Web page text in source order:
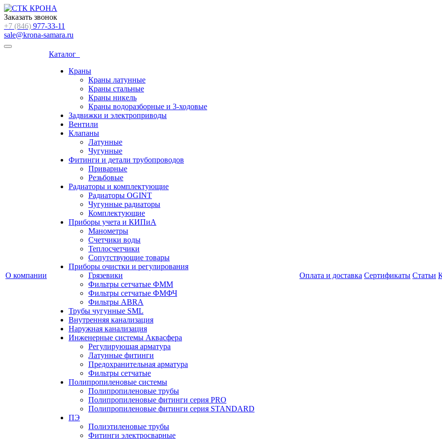
Заказать звонок
+7 (846) 977-33-11
sale@krona-samara.ru
О компании
Каталог
Краны
Краны латунные
Краны стальные
Краны никель
Краны водоразборные и 3-ходовые
Задвижки и электроприводы
Вентили
Клапаны
Латунные
Чугунные
Фитинги и детали трубопроводов
Приварные
Резьбовые
Радиаторы и комплектующие
Радиаторы OGINT
Чугунные радиаторы
Комплектующие
Приборы учета и КИПиА
Манометры
Счетчики воды
Теплосчетчики
Сопутствующие товары
Приборы очистки и регулирования
Грязевики
Фильтры сетчатые ФММ
Фильтры сетчатые ФМФЧ
Фильтры ABRA
Трубы чугунные SML
Внутренняя канализация
Наружная канализация
Инженерные системы Аквасфера
Регулирующая арматура
Латунные фитинги
Предохранительная арматура
Фильтры сетчатые
Полипропиленовые системы
Полипропиленовые трубы
Полипропиленовые фитинги серия PRO
Полипропиленовые фитинги серия STANDARD
ПЭ
Полиэтиленовые трубы
Фитинги электросварные
Оплата и доставка Сертификаты Статьи